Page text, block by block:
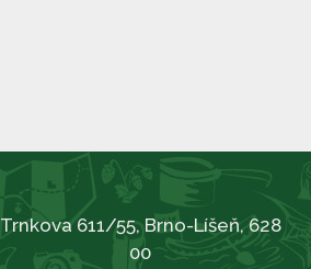
Trnkova 611/55, Brno-Líšeň, 628
00